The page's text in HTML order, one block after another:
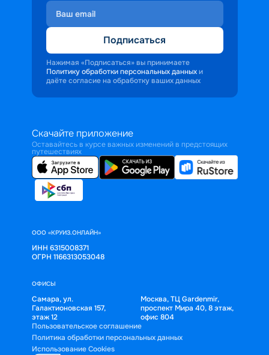
Подписаться
Нажимая «Подписаться» вы принимаете
Политику обработки персональных данных и
даёте согласие на обработку ваших данных
Скачайте приложение
Оставайтесь в курсе важных изменений в предстоящих
путешествиях
ООО «КРУИЗ.ОНЛАЙН»
ИНН 6315008371
ОГРН 1166313053048
ОФИСЫ
Самара, ул.
Галактионовская 157,
этаж 12
Москва, ТЦ Gardenmir,
проспект Мира 40, 8 этаж,
офис 804
Пользовательское соглашение
Политика обработки персональных данных
Использование Cookies